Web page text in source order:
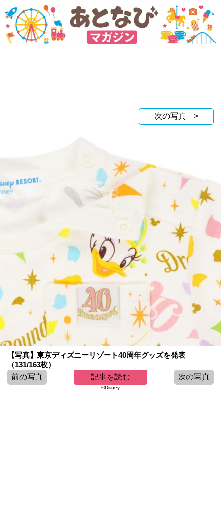
次の写真 >
【写真】東京ディズニーリゾート40周年グッズを発表
（131/163枚）
前の写真
記事を読む 次の写真
©Disney